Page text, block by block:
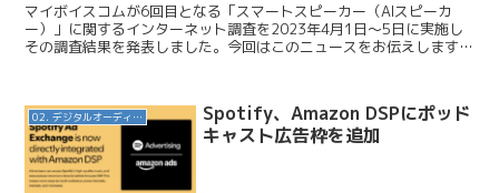
マイボイスコムが6回目となる「スマートスピーカー（AIスピーカ
ー）」に関するインターネット調査を2023年4月1日～5日に実施し
その調査結果を発表しました。今回はこのニュースをお伝えします。
02. デジタルオーディオ広告（音声広告）
Spotify、Amazon DSPにポッド
キャスト広告枠を追加